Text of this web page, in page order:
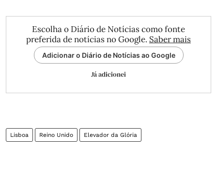
Escolha o Diário de Notícias como fonte
preferida de notícias no Google. Saber mais
Adicionar o Diário de Notícias ao Google
Já adicionei
Lisboa Reino Unido Elevador da Glória